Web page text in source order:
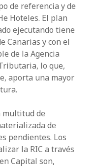
de referencia y de
Hoteles. El plan
ejecutando tiene
Canarias y con el
de la Agencia
lo que,
aporta una mayor
multitud de
de
pendientes. Los
la RIC a través
Capital son,